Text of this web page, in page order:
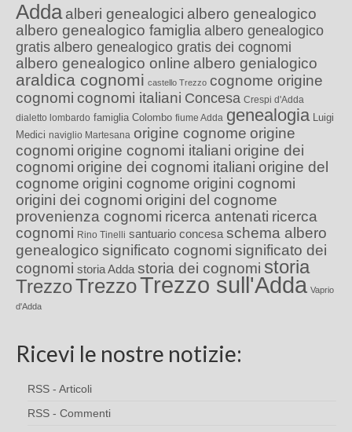
Adda alberi genealogici albero genealogico
albero genealogico famiglia albero genealogico
gratis albero genealogico gratis dei cognomi
albero genealogico online albero genialogico
araldica cognomi castello Trezzo cognome origine
cognomi cognomi italiani Concesa Crespi d'Adda
dialetto lombardo famiglia Colombo fiume Adda genealogia Luigi
Medici naviglio Martesana origine cognome origine
cognomi origine cognomi italiani origine dei
cognomi origine dei cognomi italiani origine del
cognome origini cognome origini cognomi
origini dei cognomi origini del cognome
provenienza cognomi ricerca antenati ricerca
cognomi Rino Tinelli santuario concesa schema albero
genealogico significato cognomi significato dei
cognomi storia Adda storia dei cognomi storia
TrezzoTrezzoTrezzo sull'Adda Vaprio
d'Adda
Ricevi le nostre notizie:
RSS - Articoli
RSS - Commenti